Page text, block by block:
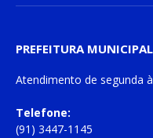
PREFEITURA
Atendimento de segunda
Telefone:
(91) 3447-1145